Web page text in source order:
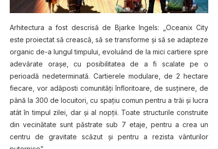
Arhitectura a fost descrisă de Bjarke Ingels: „Oceanix City
este proiectat să crească, să se transforme şi să se adapteze
organic de-a lungul timpului, evoluând de la mici cartiere spre
adevărate oraşe, cu posibilitatea de a fi scalate pe o
perioadă nedeterminată. Cartierele modulare, de 2 hectare
fiecare, vor adăposti comunităţi înfloritoare, de susţinere, de
până la 300 de locuitori, cu spaţiu comun pentru a trăi şi lucra
atât în timpul zilei, dar şi al nopţii. Toate structurile construite
din vecinătate sunt păstrate sub 7 etaje, pentru a crea un
centru de gravitate scăzut şi pentru a rezista vânturilor